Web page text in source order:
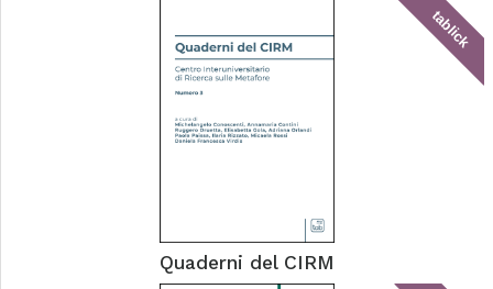
tablick
Quaderni del CIRM